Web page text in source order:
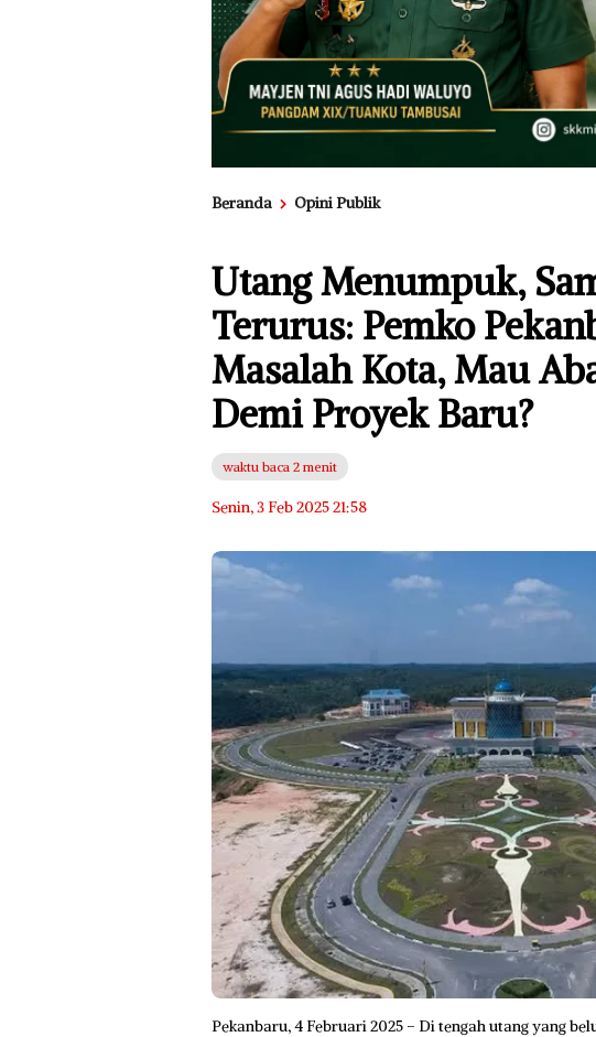
Beranda Opini Publik
Utang Menumpuk,
Terurus: Pemko
Masalah Kota, Mau
Demi Proyek Baru?
waktu baca 2 menit
Senin, 3 Feb 2025 21:58
Pekanbaru, 4 Februari 2025 – Di tengah utang yang